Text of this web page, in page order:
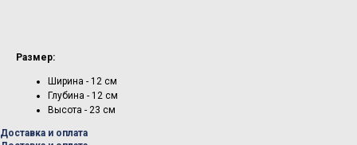
Размер:
Ширина - 12 см
Глубина - 12 см
Высота - 23 см
Доставка и оплата